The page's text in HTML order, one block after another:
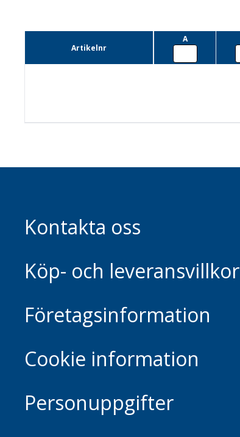
Artikelnr
A
Kontakta oss
Köp- och leveransvillkor
Företagsinformation
Cookie information
Personuppgifter